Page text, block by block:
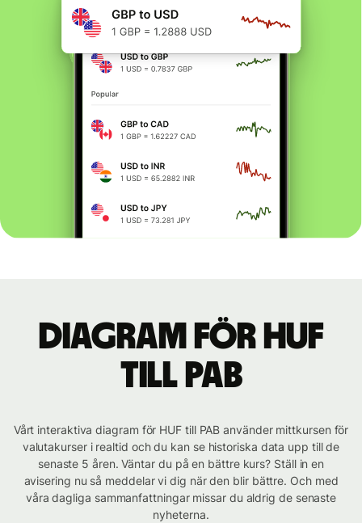
Diagram för HUF
till PAB
Vårt interaktiva diagram för HUF till PAB använder mittkursen för
valutakurser i realtid och du kan se historiska data upp till de
senaste 5 åren. Väntar du på en bättre kurs? Ställ in en
avisering nu så meddelar vi dig när den blir bättre. Och med
våra dagliga sammanfattningar missar du aldrig de senaste
nyheterna.